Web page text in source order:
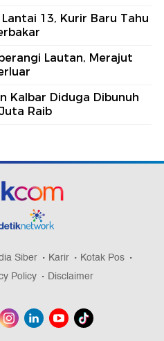
13, Kurir Baru Tahu
Lautan, Merajut
Kalbar Diduga Dibunuh
Raib
Siber Karir
Kotak Pos
Policy Disclaimer